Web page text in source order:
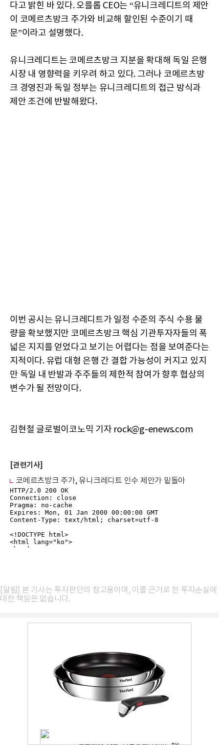
다고 밝힌 바 있다. 오를롭 CEO는 “유니크레디트의 제안
이 코메르츠방크 주가와 비교해 할인된 수준이기 때
문”이라고 설명했다.
유니크레디트는 코메르츠방크 지분을 확대해 독일 은행
시장 내 영향력을 키우려 하고 있다. 그러나 코메르츠방
크 경영진과 독일 정부는 유니크레디트의 접근 방식과
제안 조건에 반발해왔다.
이번 공시는 유니크레디트가 일정 수준의 주식 수용 물
량을 확보했지만 코메르츠방크 핵심 기관투자자들의 폭
넓은 지지를 얻었다고 보기는 어렵다는 점을 보여준다는
지적이다. 유럽 대형 은행 간 결합 가능성이 커지고 있지
만 독일 내 반발과 주주들의 제한적 참여가 향후 협상의
변수가 될 전망이다.
김현철 글로벌이코노믹 기자 rock@g-enews.com
[관련기사]
코메르츠방크 주가, 유니크레디트 인수 제안가 밑돌아
[알림] 본 기사는 투자판단의 참고용이며, 이를 근거로 한 투자손실에
대한 책임은 없습니다.